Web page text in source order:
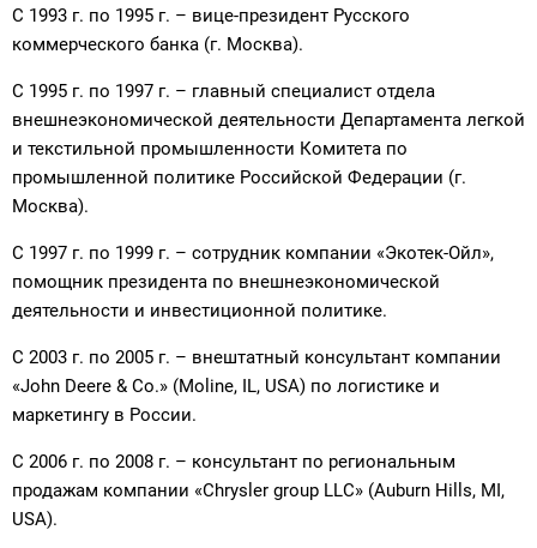
С 1993 г. по 1995 г. – вице-президент Русского
коммерческого банка (г. Москва).
С 1995 г. по 1997 г. – главный специалист отдела
внешнеэкономической деятельности Департамента легкой
и текстильной промышленности Комитета по
промышленной политике Российской Федерации (г.
Москва).
С 1997 г. по 1999 г. – сотрудник компании «Экотек-Ойл»,
помощник президента по внешнеэкономической
деятельности и инвестиционной политике.
С 2003 г. по 2005 г. – внештатный консультант компании
«John Deere & Co.» (Moline, IL, USA) по логистике и
маркетингу в России.
С 2006 г. по 2008 г. – консультант по региональным
продажам компании «Chrysler group LLC» (Auburn Hills, MI,
USA).